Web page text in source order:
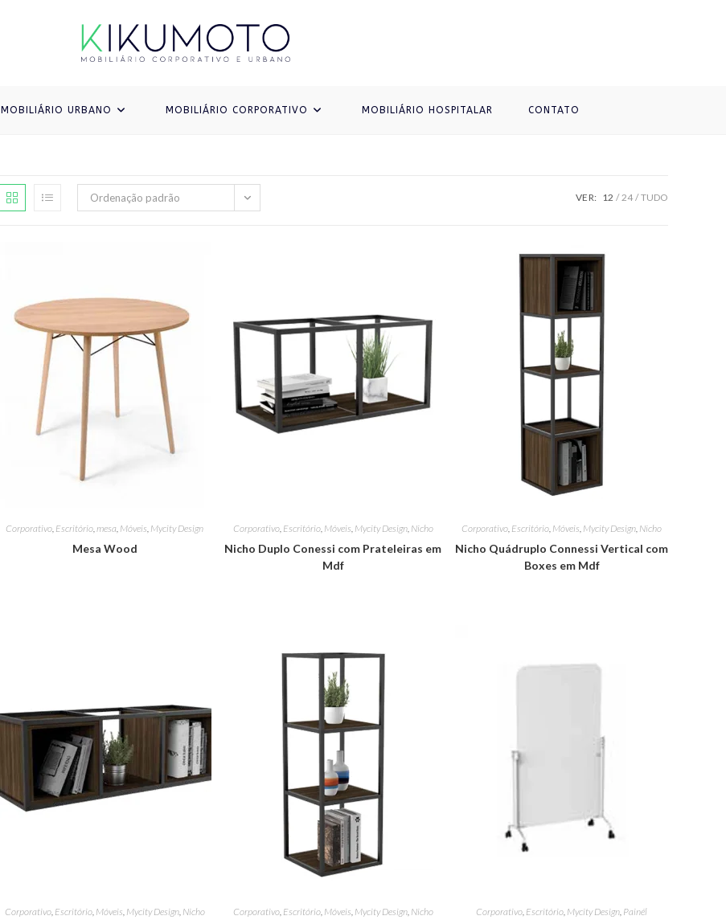
MOBILIÁRIO URBANO MOBILIÁRIO CORPORATIVO MOBILIÁRIO HOSPITALAR CONTATO
Ordenação padrão VER: 12 24 TUDO
Corporativo Escritório ,mesa Móveis Mycity Design
Mesa Wood
Corporativo, Escritório, Móveis Mycity Design, Nicho
Nicho Duplo Conessi com Prateleiras em
Mdf
Corporativo Escritório Móveis Mycity Design Nicho
Nicho Quádruplo Connessi Vertical com
Boxes em Mdf
Corporativo, Escritório, Móveis, Mycity Design, Nicho Corporativo, Escritório, Móveis, Mycity Design, Nicho Corporativo, Escritório, Mycity Design, Painél